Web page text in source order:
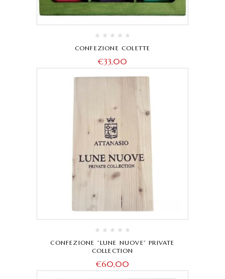
CONFEZIONE COLETTE
€33,00
CONFEZIONE ”LUNE NUOVE” PRIVATE
COLLECTION
€60,00